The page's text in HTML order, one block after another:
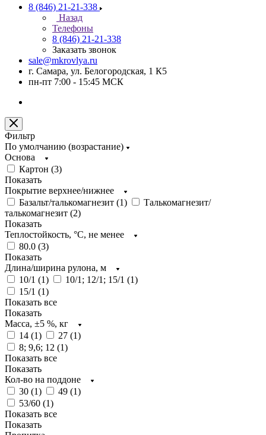
8 (846) 21-21-338
Назад
Телефоны
8 (846) 21-21-338
Заказать звонок
sale@mkrovlya.ru
г. Самара, ул. Белогородская, 1 К5
пн-пт 7:00 - 15:45 МСК
Фильтр
По умолчанию (возрастание)
Основа
Картон (3)
Показать
Покрытие верхнее/нижнее
Базальт/талькомагнезит (1)
Талькомагнезит/
талькомагнезит (2)
Показать
Теплостойкость, °C, не менее
80.0 (3)
Показать
Длина/ширина рулона, м
10/1 (1) 10/1; 12/1; 15/1 (1)
15/1 (1)
Показать все
Показать
Масса, ±5 %, кг
14 (1) 27 (1)
8; 9,6; 12 (1)
Показать все
Показать
Кол-во на поддоне
30 (1) 49 (1)
53/60 (1)
Показать все
Показать